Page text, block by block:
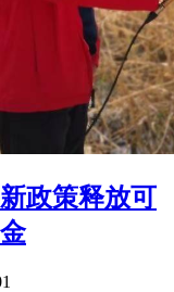
政策释放可